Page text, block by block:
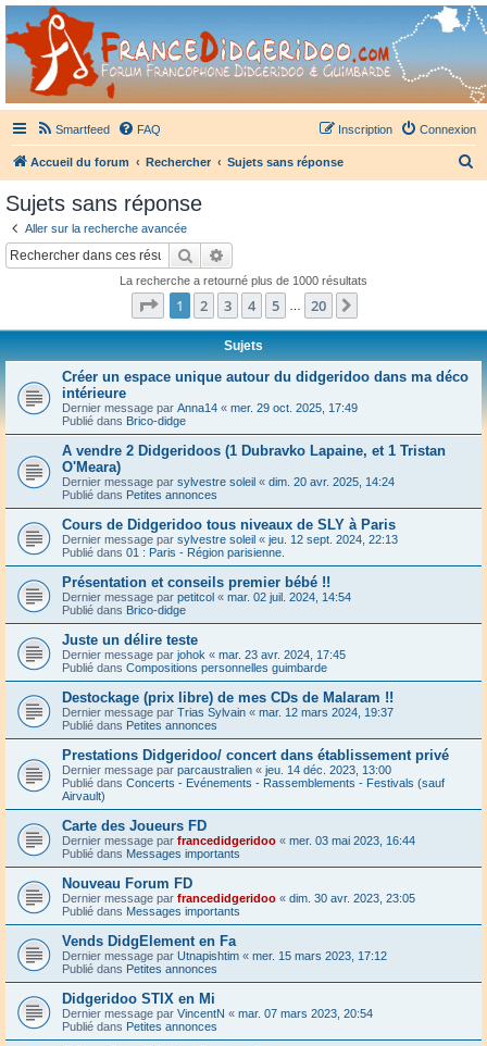
France Didgeridoo
Didgeridoo et Guimbarde sur France Didgeridoo - retrouvez la communauté.
Smartfeed FAQ Connexion
Inscription
Accueil du forum Rechercher Sujets sans réponse
Sujets sans réponse
Aller sur la recherche avancée
Rechercher
La recherche a retourné plus de 1000 résultats
Page 1sur20
1 2 3 4 5 20
Sujets
Créer un espace unique autour du didgeridoo dans ma déco
intérieure
Dernier message par Anna14 « mer. 29 oct. 2025, 17:49
Publié dans Brico-didge
A vendre 2 Didgeridoos (1 Dubravko Lapaine, et 1 Tristan
O'Meara)
Dernier message par sylvestre soleil « dim. 20 avr. 2025, 14:24
Publié dans Petites annonces
Cours de Didgeridoo tous niveaux de SLY à Paris
Dernier message par sylvestre soleil « jeu. 12 sept. 2024, 22:13
Publié dans 01 : Paris - Région parisienne.
Présentation et conseils premier bébé !!
Dernier message par petitcol « mar. 02 juil. 2024, 14:54
Publié dans Brico-didge
Juste un délire teste
Dernier message par johok « mar. 23 avr. 2024, 17:45
Publié dans Compositions personnelles guimbarde
Destockage (prix libre) de mes CDs de Malaram !!
Dernier message par Trias Sylvain « mar. 12 mars 2024, 19:37
Publié dans Petites annonces
Prestations Didgeridoo/ concert dans établissement privé
Dernier message par parcaustralien « jeu. 14 déc. 2023, 13:00
Publié dans Concerts - Evénements - Rassemblements - Festivals (sauf
Airvault)
Carte des Joueurs FD
Dernier message par francedidgeridoo « mer. 03 mai 2023, 16:44
Publié dans Messages importants
Nouveau Forum FD
Dernier message par francedidgeridoo « dim. 30 avr. 2023, 23:05
Publié dans Messages importants
Vends DidgElement en Fa
Dernier message par Utnapishtim « mer. 15 mars 2023, 17:12
Publié dans Petites annonces
Didgeridoo STIX en Mi
Dernier message par VincentN « mar. 07 mars 2023, 20:54
Publié dans Petites annonces